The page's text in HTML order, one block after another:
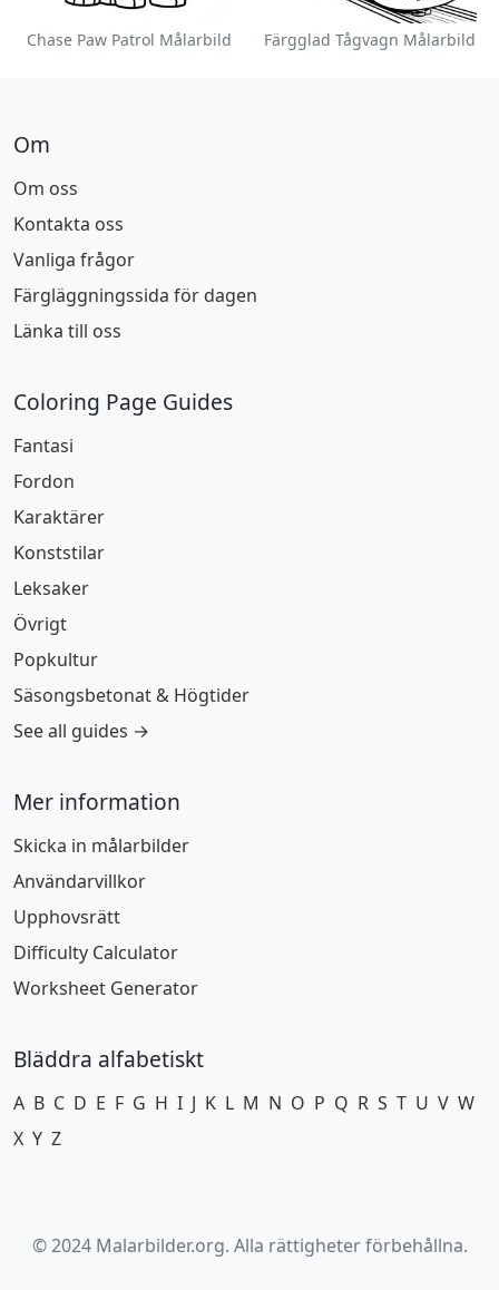
Chase Paw Patrol Målarbild Färgglad Tågvagn Målarbild
Om
Om oss
Kontakta oss
Vanliga frågor
Färgläggningssida för dagen
Länka till oss
Coloring Page Guides
Fantasi
Fordon
Karaktärer
Konststilar
Leksaker
Övrigt
Popkultur
Säsongsbetonat & Högtider
See all guides →
Mer information
Skicka in målarbilder
Användarvillkor
Upphovsrätt
Difficulty Calculator
Worksheet Generator
Bläddra alfabetiskt
A B C D E F G H I J K L M N O P Q R S T U V W
X Y Z
© 2024 Malarbilder.org. Alla rättigheter förbehållna.